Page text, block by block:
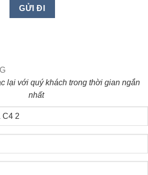
lại với quý khách trong thời gian ngắn
nhất